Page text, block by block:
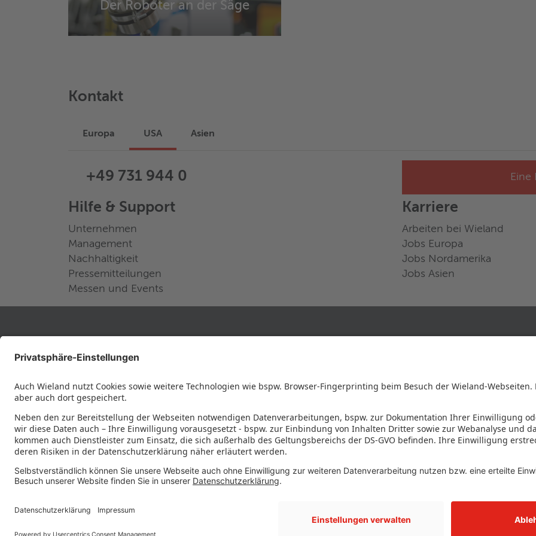
Der Roboter an der Säge
Kontakt
Europa USA Asien
+49 731 944 0 Eine
Hilfe & Support
Unternehmen
Management
Nachhaltigkeit
Pressemitteilungen
Messen und Events
Karriere
Arbeiten bei Wieland
Jobs Europa
Jobs Nordamerika
Jobs Asien
RECHTLICHES
Datenschutz
Impressum
Governance
Datenschutzeinstellungen